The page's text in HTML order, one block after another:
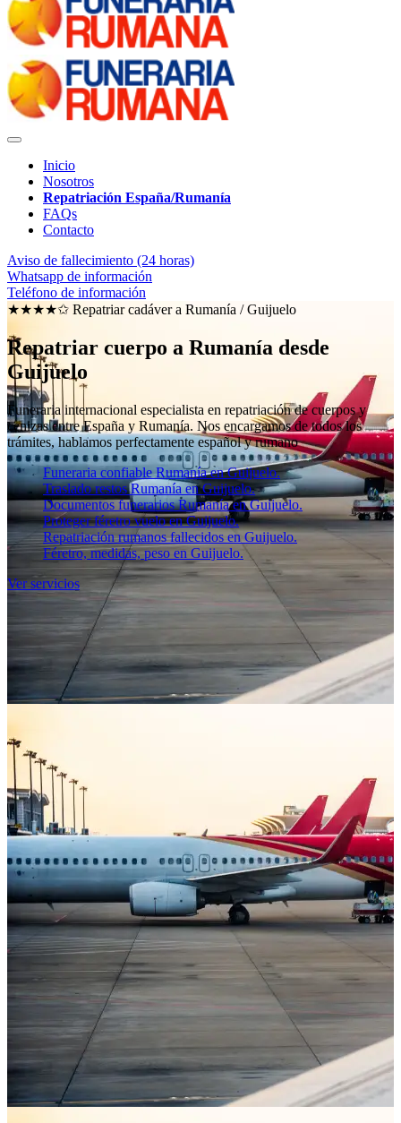
Inicio
Nosotros
Repatriación España/Rumanía
FAQs
Contacto
Aviso de fallecimiento (24 horas)
Whatsapp de información
Teléfono de información
★★★★✩ Repatriar cadáver a Rumanía /Guijuelo
Repatriar cuerpo a Rumanía desde
Guijuelo
Funeraria internacional especialista en repatriación de cuerpos y
cenizas entre España y Rumanía. Nos encargamos de todos los
trámites, hablamos perfectamente español y rumano
Funeraria confiable Rumanía en Guijuelo.
Traslado restos Rumanía en Guijuelo.
Documentos funerarios Rumanía en Guijuelo.
Proteger féretro vuelo en Guijuelo.
Repatriación rumanos fallecidos en Guijuelo.
Féretro, medidas, peso en Guijuelo.
Ver servicios